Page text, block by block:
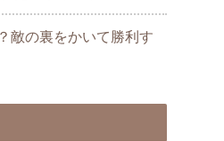
敵の裏をかいて勝利す